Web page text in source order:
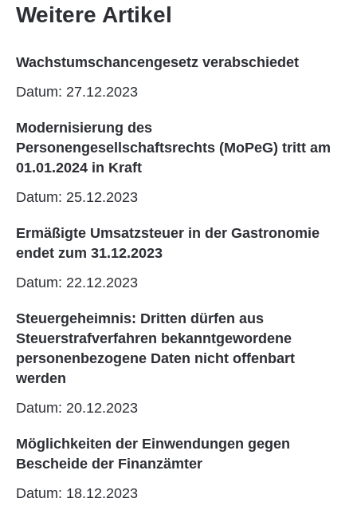
Weitere Artikel
Wachstumschancengesetz verabschiedet
Datum: 27.12.2023
Modernisierung des
Personengesellschaftsrechts (MoPeG) tritt am
01.01.2024 in Kraft
Datum: 25.12.2023
Ermäßigte Umsatzsteuer in der Gastronomie
endet zum 31.12.2023
Datum: 22.12.2023
Steuergeheimnis: Dritten dürfen aus
Steuerstrafverfahren bekanntgewordene
personenbezogene Daten nicht offenbart
werden
Datum: 20.12.2023
Möglichkeiten der Einwendungen gegen
Bescheide der Finanzämter
Datum: 18.12.2023